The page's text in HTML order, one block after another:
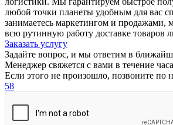
любой точки планеты удобным для вас
занимаетесь маркетингом и продажами,
всю рутинную работу доставке товаров
Заказать услугу
Задайте вопрос, и мы ответим в
Менеджер свяжется с вами в течение
Если этого не произошло, позвоните по
58